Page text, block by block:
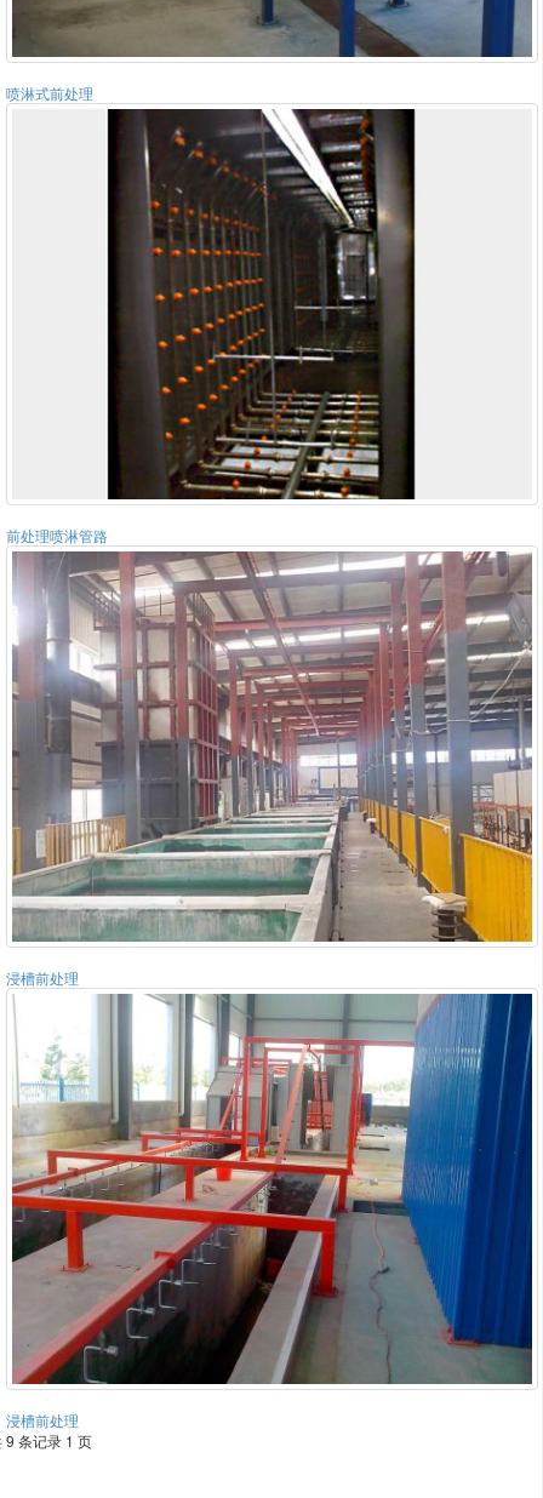
喷淋式前处理
前处理喷淋管路
浸槽前处理
浸槽前处理
9 条记录 1 页